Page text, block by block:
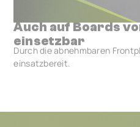
Auch auf Boards
einsetzbar
Durch die abnehmbaren
einsatzbereit.